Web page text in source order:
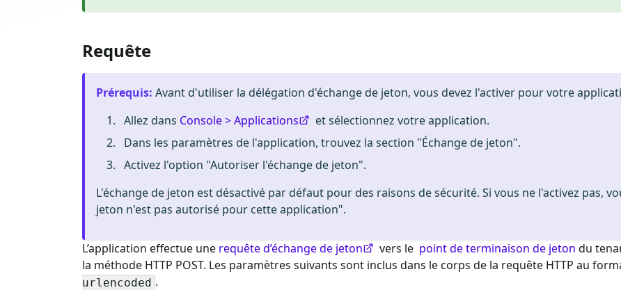
Requête
Prérequis: Avant d'utiliser la délégation d'échange de jeton, vous devez l'activer pour votre
Allez dans Console > Applications
et sélectionnez votre application.
Dans les paramètres de l'application, trouvez la section "Échange de jeton".
Activez l'option "Autoriser l'échange de jeton".
L'échange de jeton est désactivé par défaut pour des raisons de sécurité. Si vous ne l'activez pas,
jeton n'est pas autorisé pour cette application".
L’application effectue une requête d’échange de jeton vers le point de terminaison de jeton du
la méthode HTTP POST. Les paramètres suivants sont inclus dans le corps de la requête HTTP au
urlencoded .